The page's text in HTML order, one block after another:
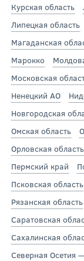
Курская область
Липецкая область
Магаданская
Марокко
Московская
Ненецкий АО
Новгородская
Омская область
Орловская область
Пермский край
Псковская область
Рязанская область
Саратовская
Сахалинская
Северная Осетия